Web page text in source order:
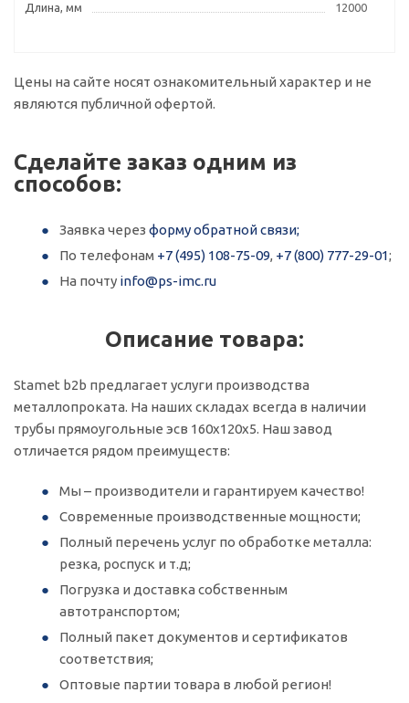
Длина, мм
12000
Цены на сайте носят ознакомительный характер и не
являются публичной офертой.
Сделайте заказ одним из
способов:
Заявка через форму обратной связи;
По телефонам +7 (495) 108-75-09, +7 (800) 777-29-01;
На почту info@ps-imc.ru
Описание товара:
Stamet b2b предлагает услуги производства
металлопроката. На наших складах всегда в наличии
трубы прямоугольные эсв 160х120х5. Наш завод
отличается рядом преимуществ:
Мы – производители и гарантируем качество!
Современные производственные мощности;
Полный перечень услуг по обработке металла:
резка, роспуск и т.д;
Погрузка и доставка собственным
автотранспортом;
Полный пакет документов и сертификатов
соответствия;
Оптовые партии товара в любой регион!